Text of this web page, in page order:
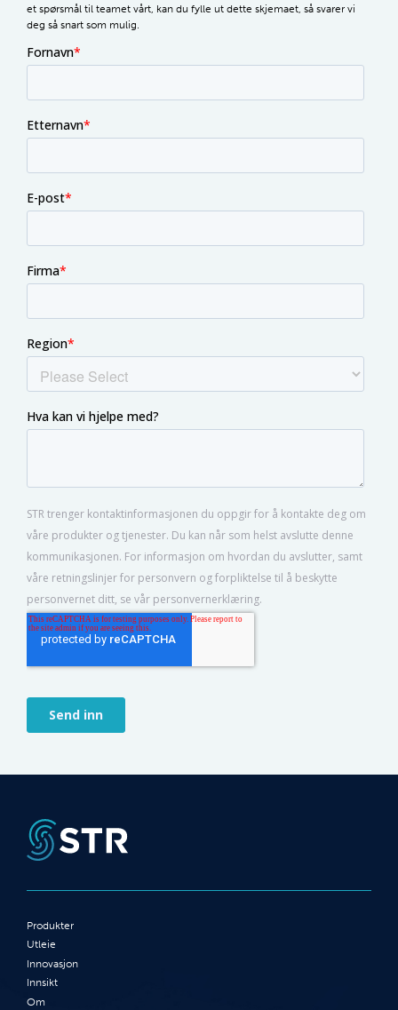
et spørsmål til teamet vårt, kan du fylle ut dette skjemaet, så svarer vi
deg så snart som mulig.
Produkter
Utleie
Innovasjon
Innsikt
Om